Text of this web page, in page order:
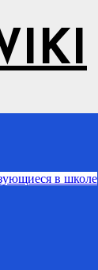
в школе